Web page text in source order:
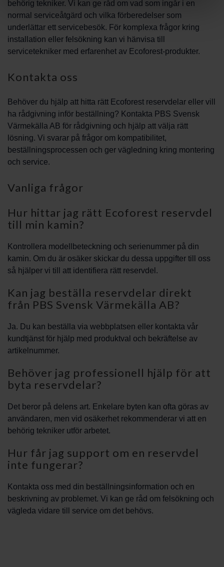
behörig tekniker. Vi kan ge råd om vad som ingår i en
normal serviceåtgärd och vilka förberedelser som
underlättar ett servicebesök. För komplexa frågor kring
installation eller felsökning kan vi hänvisa till
servicetekniker med erfarenhet av Ecoforest-produkter.
Kontakta oss
Behöver du hjälp att hitta rätt Ecoforest reservdelar eller vill
ha rådgivning inför beställning? Kontakta PBS Svensk
Värmekälla AB för rådgivning och hjälp att välja rätt
lösning. Vi svarar på frågor om kompatibilitet,
beställningsprocessen och ger vägledning kring montering
och service.
Vanliga frågor
Hur hittar jag rätt Ecoforest reservdel
till min kamin?
Kontrollera modellbeteckning och serienummer på din
kamin. Om du är osäker skickar du dessa uppgifter till oss
så hjälper vi till att identifiera rätt reservdel.
Kan jag beställa reservdelar direkt
från PBS Svensk Värmekälla AB?
Ja. Du kan beställa via webbplatsen eller kontakta vår
kundtjänst för hjälp med produktval och bekräftelse av
artikelnummer.
Behöver jag professionell hjälp för att
byta reservdelar?
Det beror på delens art. Enkelare byten kan ofta göras av
användaren, men vid osäkerhet rekommenderar vi att en
behörig tekniker utför arbetet.
Hur får jag support om en reservdel
inte fungerar?
Kontakta oss med din beställningsinformation och en
beskrivning av problemet. Vi kan ge råd om felsökning och
vägleda vidare till service om det behövs.